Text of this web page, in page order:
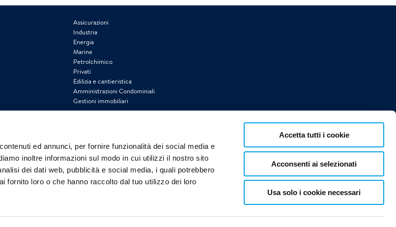
ed annunci, per fornire funzionalità dei social media e
inoltre informazioni sul modo in cui utilizzi il nostro sito
dei dati web, pubblicità e social media, i quali potrebbero
fornito loro o che hanno raccolto dal tuo utilizzo dei loro
Accetta tutti i cookie
Acconsenti ai selezionati
Usa solo i cookie necessari
Assicurazioni
Industria
Energia
Marine
Petrolchimico
Privati
Edilizia e cantieristica
Amministrazioni Condominiali
Gestioni immobiliari